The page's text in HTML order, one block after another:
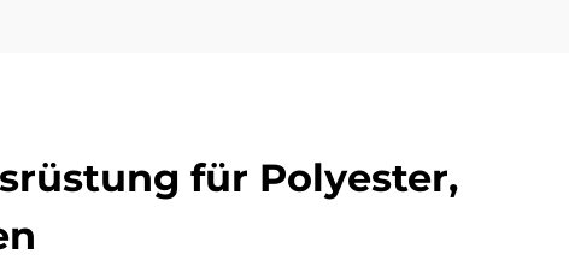
für Polyester,